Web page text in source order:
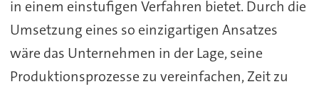
in einem einstufigen Verfahren bietet. Durch die
Umsetzung eines so einzigartigen Ansatzes
wäre das Unternehmen in der Lage, seine
Produktionsprozesse zu vereinfachen, Zeit zu